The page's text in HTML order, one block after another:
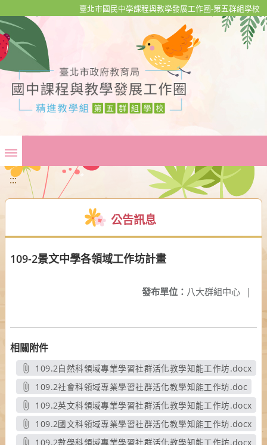
移至網頁之主要內容區位置臺北市國民中學課程與教學發展工作圈-第五群組學校
:::
公告訊息
109-2景文中學各領域工作坊計畫
發布單位： 八大群組中心 |
相關附件
109.2自然科領域專業學習社群活化教學知能工作坊.docx
另開新視窗
109.2社會科領域專業學習社群活化教學知能工作坊.doc
另開新視窗
109.2英文科領域專業學習社群活化教學知能工作坊.docx
另開新視窗
109.2國文科領域專業學習社群活化教學知能工作坊.docx
另開新視窗
109.2數學科領域專業學習社群活化教學知能工作坊.docx